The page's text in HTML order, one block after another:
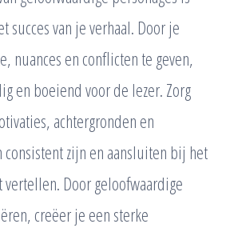
succes van je verhaal. Door je
nuances en conflicten te geven,
en boeiend voor de lezer. Zorg
achtergronden en
zijn en aansluiten bij het
Door geloofwaardige
creëer je een sterke